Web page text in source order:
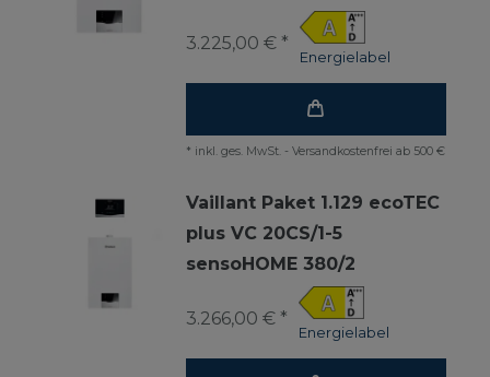
Energielabel
3.225,00 € *
* inkl. ges. MwSt. - Versandkostenfrei ab 500 €
Vaillant Paket 1.129 ecoTEC
plus VC 20CS/1-5
sensoHOME 380/2
Energielabel
3.266,00 € *